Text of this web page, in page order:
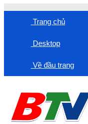
Trang chủ
Desktop
Về đầu trang